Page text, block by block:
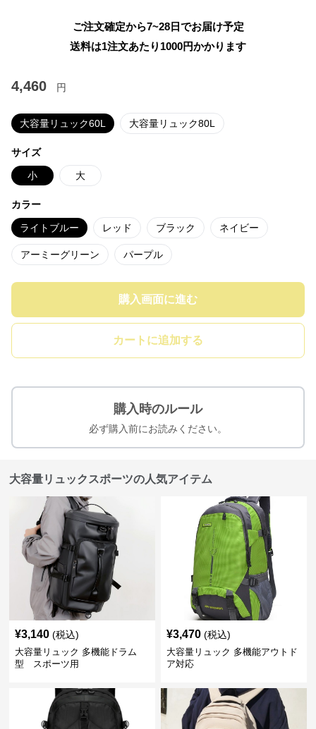
ご注文確定から7~28日でお届け予定
送料は1注文あたり 1000円かかります
4,460 円
大容量リュック60L 大容量リュック80L
サイズ
小 大
カラー
ライトブルー レッド ブラック ネイビー
アーミーグリーン パープル
購入画面に進む
カートに追加する
購入時のルール
必ず購入前にお読みください。
大容量リュックスポーツの人気アイテム
¥3,140 (税込)
大容量リュック 多機能ドラム
型 スポーツ用
¥3,470 (税込)
大容量リュック 多機能アウトド
ア対応